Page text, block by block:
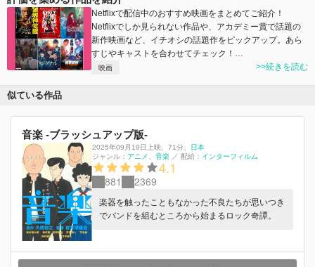
Netflixで配信中のおすすめ映画をまとめてご紹介！
Netflixでしか見られない作品や、アカデミー賞で話題の
新作映画など、イチオシの話題作をピックアップ。あら
すじやキャストを合わせてチェック！…
映画 >>続きを読む
似ている作品
音楽 -ブラッシュアップ版-
2025年09月19日上映 71分
日本
ジャンル： アニメ 音楽 ／ 配給： インターフィルム
4.1
881 2369
楽器を触ったこともなかった不良たちが思いつき
でバンドを組むところから始まるロック奇譚。